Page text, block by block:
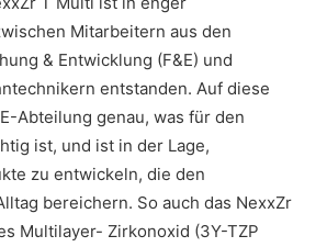
Mitarbeitern aus den
& Entwicklung (F&E) und
entstanden. Auf diese
Abteilung genau, was für den
ist, und ist in der Lage,
zu entwickeln, die den
bereichern. So auch das NexxZr
Multilayer- Zirkonoxid (3Y-TZP